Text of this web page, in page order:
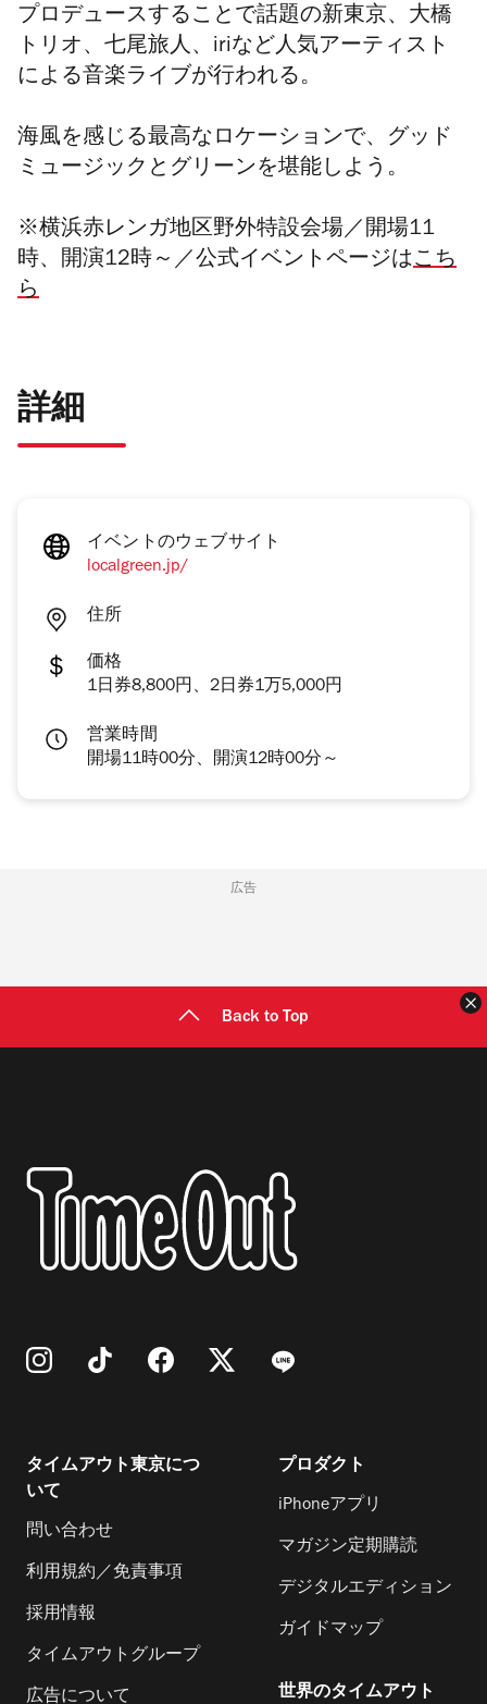
プロデュースすることで話題の新東京、大橋
トリオ、七尾旅人、iriなど人気アーティスト
による音楽ライブが行われる。
海風を感じる最高なロケーションで、グッド
ミュージックとグリーンを堪能しよう。
※横浜赤レンガ地区野外特設会場／開場11
時、開演12時～／公式イベントページはこち
ら
詳細
イベントのウェブサイト
localgreen.jp/
住所
価格
1日券8,800円、2日券1万5,000円
営業時間
開場11時00分、開演12時00分～
広告
Back to Top
タイムアウト東京につ
いて
問い合わせ
利用規約／免責事項
採用情報
タイムアウトグループ
広告について
プロダクト
iPhoneアプリ
マガジン定期購読
デジタルエディション
ガイドマップ
世界のタイムアウト